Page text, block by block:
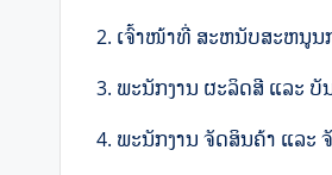
2. ເຈົ້າໜ້າທີ່ ສະຫນັບສະຫນູນ
3. ພະນັກງານ ຜະລິດສີ ແລະ
4. ພະນັກງານ ຈັດສິນຄ້າ ແລະ